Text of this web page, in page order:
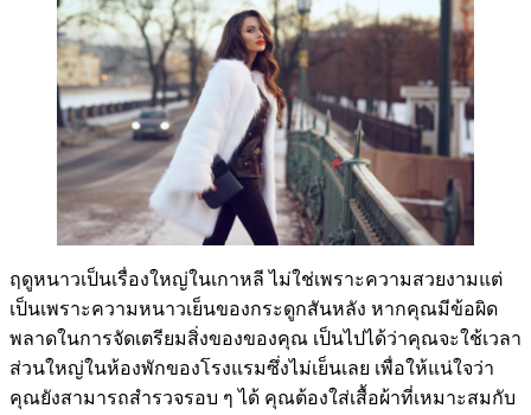
ฤดูหนาวเป็นเรื่องใหญ่ในเกาหลี ไม่ใช่เพราะความสวยงามแต่
เป็นเพราะความหนาวเย็นของกระดูกสันหลัง หากคุณมีข้อผิด
พลาดในการจัดเตรียมสิ่งของของคุณ เป็นไปได้ว่าคุณจะใช้เวลา
ส่วนใหญ่ในห้องพักของโรงแรมซึ่งไม่เย็นเลย เพื่อให้แน่ใจว่า
คุณยังสามารถสำรวจรอบ ๆ ได้ คุณต้องใส่เสื้อผ้าที่เหมาะสมกับ